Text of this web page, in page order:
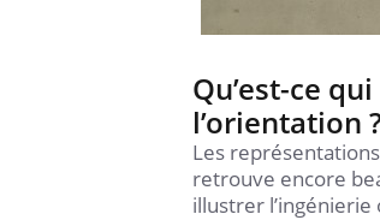
Qu’est-ce
l’orientation
Les
retrouve encore
illustrer